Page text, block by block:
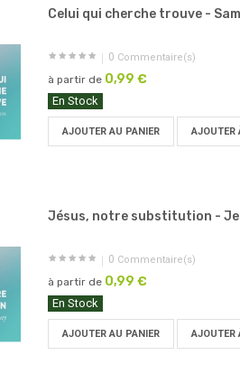
Celui qui cherche trouve -
0 Commentaire(s)
à partir de 0,99 €
En Stock
AJOUTER AU PANIER AJOUTER
Jésus, notre substitution -
0 Commentaire(s)
à partir de 0,99 €
En Stock
AJOUTER AU PANIER AJOUTER